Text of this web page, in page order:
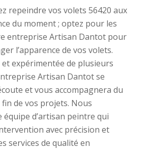
repeindre vos volets 56420 aux
du moment ; optez pour les
entreprise Artisan Dantot pour
l’apparence de vos volets.
expérimentée de plusieurs
Artisan Dantot se
et vous accompagnera du
fin de vos projets. Nous
équipe d’artisan peintre qui
avec précision et
services de qualité en